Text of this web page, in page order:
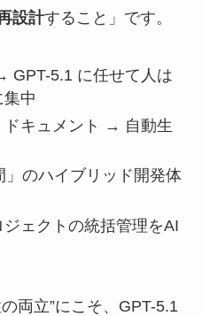
設計すること」です。
GPT-5.1 に任せて人は
中
ドキュメント → 自動生
のハイブリッド開発体
ェクトの統括管理をAI
両立”にこそ、GPT-5.1